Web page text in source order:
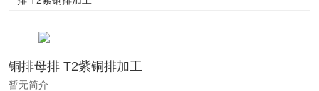
铜排母排 T2紫铜排加工
暂无简介